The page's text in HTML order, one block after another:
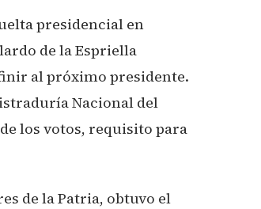
presidencial en
de la Espriella
al próximo presidente.
Nacional del
los votos, requisito para
de la Patria, obtuvo el